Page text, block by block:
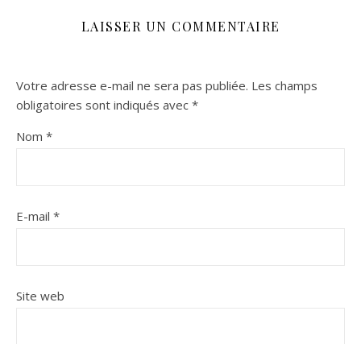
LAISSER UN COMMENTAIRE
Votre adresse e-mail ne sera pas publiée. Les champs
obligatoires sont indiqués avec *
Nom *
E-mail *
Site web